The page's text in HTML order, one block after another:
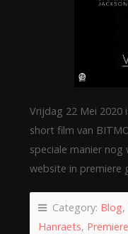
Vrijdag 22 Mei 2020
short film van
speciale manier nog
website in premiere
Category: Blog,
Hanraets, Premiere